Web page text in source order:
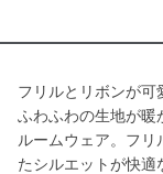
フリルとリボンが
ふわふわの生地が暖
ルームウェア。フ
たシルエットが快適